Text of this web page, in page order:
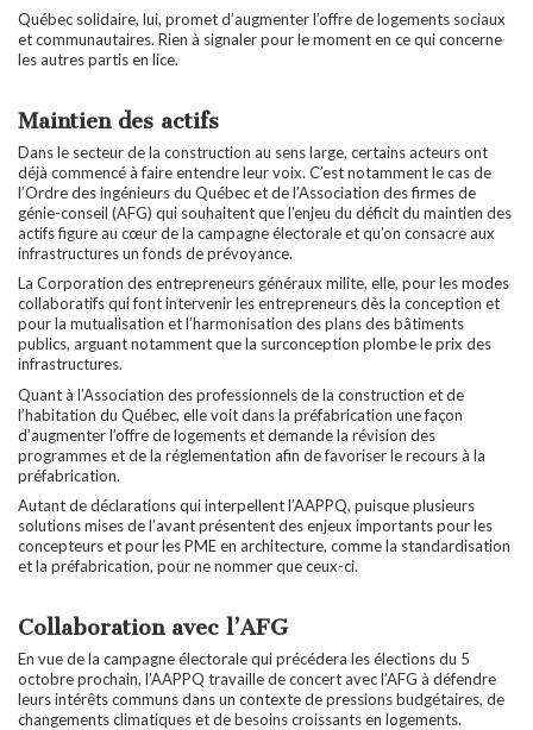
Québec solidaire, lui, promet d’augmenter l’offre de logements sociaux
et communautaires. Rien à signaler pour le moment en ce qui concerne
les autres partis en lice.
Maintien des actifs
Dans le secteur de la construction au sens large, certains acteurs ont
déjà commencé à faire entendre leur voix. C’est notamment le cas de
l’Ordre des ingénieurs du Québec et de l’Association des firmes de
génie-conseil (AFG) qui souhaitent que l’enjeu du déficit du maintien des
actifs figure au cœur de la campagne électorale et qu’on consacre aux
infrastructures un fonds de prévoyance.
La Corporation des entrepreneurs généraux milite, elle, pour les modes
collaboratifs qui font intervenir les entrepreneurs dès la conception et
pour la mutualisation et l’harmonisation des plans des bâtiments
publics, arguant notamment que la surconception plombe le prix des
infrastructures.
Quant à l’Association des professionnels de la construction et de
l’habitation du Québec, elle voit dans la préfabrication une façon
d’augmenter l’offre de logements et demande la révision des
programmes et de la réglementation afin de favoriser le recours à la
préfabrication.
Autant de déclarations qui interpellent l’AAPPQ, puisque plusieurs
solutions mises de l’avant présentent des enjeux importants pour les
concepteurs et pour les PME en architecture, comme la standardisation
et la préfabrication, pour ne nommer que ceux-ci.
Collaboration avec l’AFG
En vue de la campagne électorale qui précédera les élections du 5
octobre prochain, l’AAPPQ travaille de concert avec l’AFG à défendre
leurs intérêts communs dans un contexte de pressions budgétaires, de
changements climatiques et de besoins croissants en logements.